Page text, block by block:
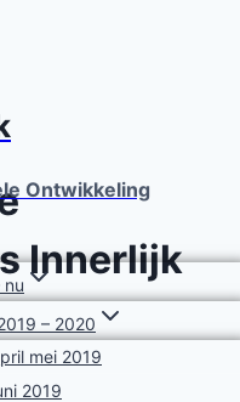
Ontwikkeling
nu
– 2020
mei 2019
2019
Innerlijk